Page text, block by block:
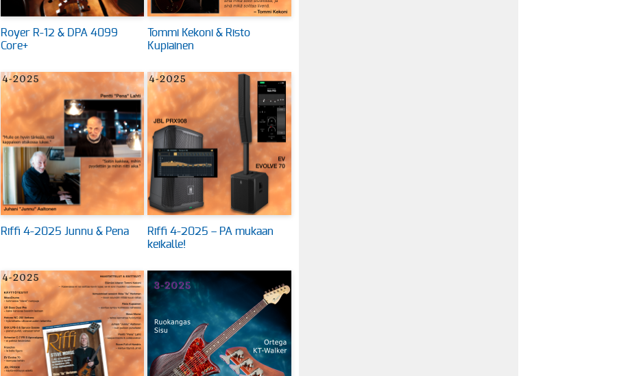
Royer R-12 & DPA 4099
Core+
Tommi Kekoni & Risto
Kupiainen
Riffi 4-2025 Junnu & Pena
Riffi 4-2025 – PA mukaan
keikalle!